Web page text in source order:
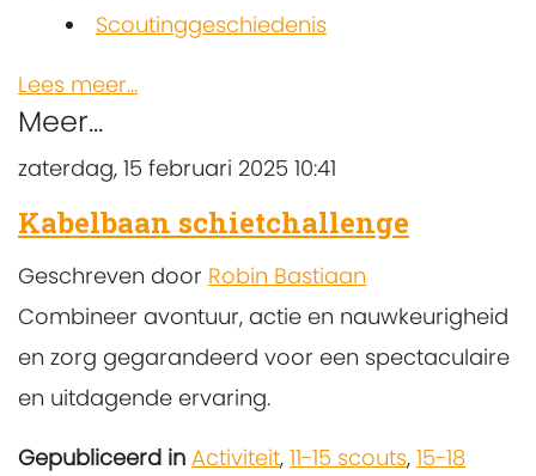
Scoutinggeschiedenis
Lees meer...
Meer...
zaterdag, 15 februari 2025 10:41
Kabelbaan schietchallenge
Geschreven door Robin Bastiaan
Combineer avontuur, actie en nauwkeurigheid
en zorg gegarandeerd voor een spectaculaire
en uitdagende ervaring.
Gepubliceerd in Activiteit, 11-15 scouts, 15-18